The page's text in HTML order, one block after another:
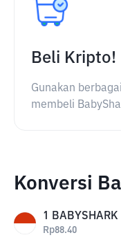
Beli Kripto!
Gunakan
membeli
Konversi
1 BABYSHARK
Rp88.40